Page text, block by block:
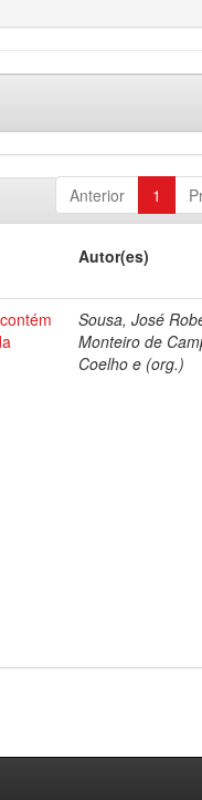
Anterior 1
Autor(es)
Sousa, José
Monteiro de
Coelho e (org.)